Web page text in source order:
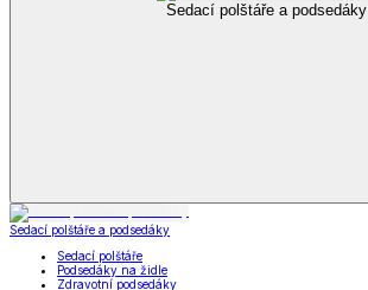
Sedací polštáře a podsedáky
Sedací polštáře a podsedáky
Sedací polštáře
Podsedáky na židle
Zdravotní podsedáky